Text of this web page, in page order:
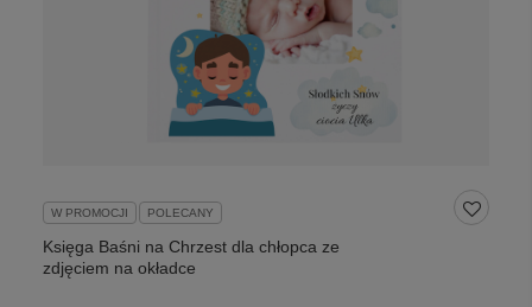
W PROMOCJI POLECANY
Księga Baśni na Chrzest dla chłopca ze
zdjęciem na okładce